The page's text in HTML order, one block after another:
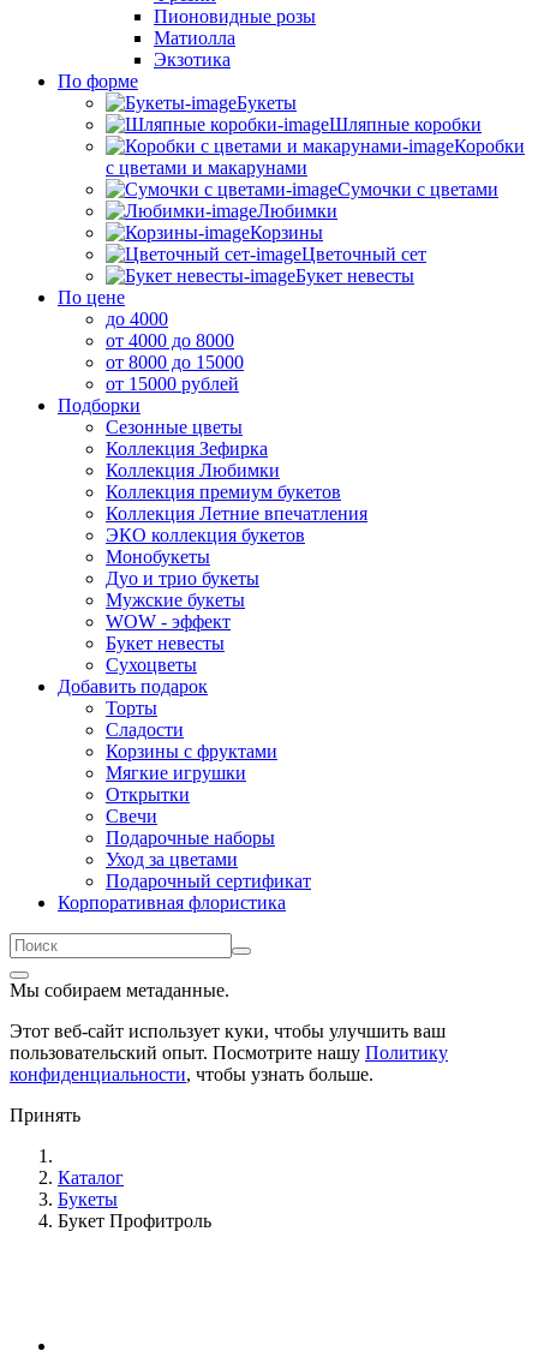
Пионовидные розы
Матиолла
Экзотика
По форме
Букеты
Шляпные коробки
Коробки
с цветами и макарунами
Сумочки с цветами
Любимки
Корзины
Цветочный сет
Букет невесты
По цене
до 4000
от 4000 до 8000
от 8000 до 15000
от 15000 рублей
Подборки
Сезонные цветы
Коллекция Зефирка
Коллекция Любимки
Коллекция премиум букетов
Коллекция Летние впечатления
ЭКО коллекция букетов
Монобукеты
Дуо и трио букеты
Мужские букеты
WOW - эффект
Букет невесты
Сухоцветы
Добавить подарок
Торты
Сладости
Корзины с фруктами
Мягкие игрушки
Открытки
Свечи
Подарочные наборы
Уход за цветами
Подарочный сертификат
Корпоративная флористика
Мы собираем метаданные.
Этот веб-сайт использует куки, чтобы улучшить ваш
пользовательский опыт. Посмотрите нашу Политику
конфиденциальности, чтобы узнать больше.
Принять
Каталог
Букеты
Букет Профитроль